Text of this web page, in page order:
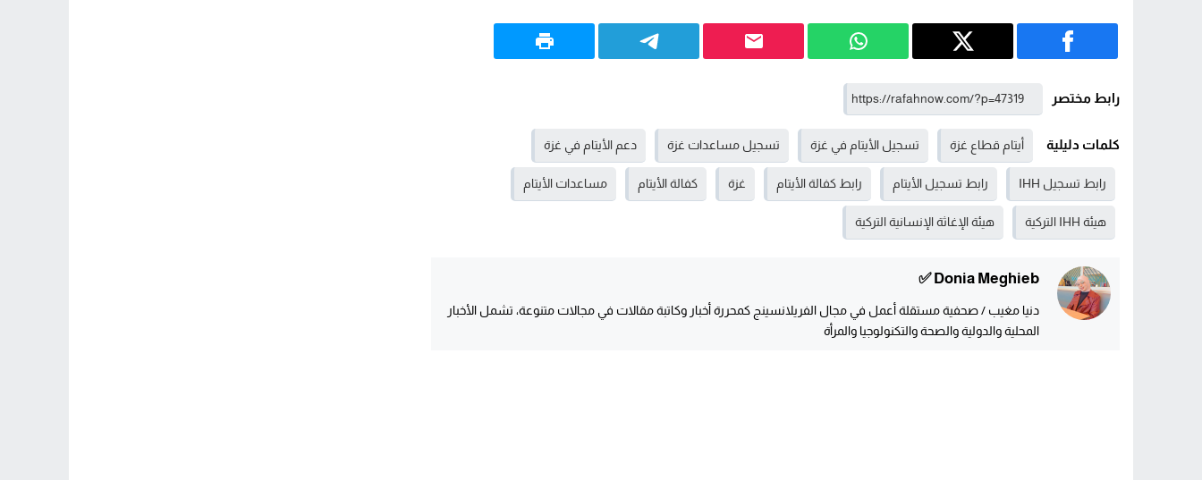
رابط مختصر
كلمات دليلية أيتام قطاع غزة تسجيل الأيتام في غزة تسجيل مساعدات غزة دعم الأيتام في غزة
رابط تسجيل IHH رابط تسجيل الأيتام رابط كفالة الأيتام غزة كفالة الأيتام مساعدات الأيتام
هيئة IHH التركية هيئة الإغاثة الإنسانية التركية
Donia Meghieb ✅
دنيا مغيب / صحفية مستقلة أعمل في مجال الفريلانسينج كمحررة أخبار وكاتبة مقالات في مجالات متنوعة، تشمل الأخبار
المحلية والدولية والصحة والتكنولوجيا والمرأة